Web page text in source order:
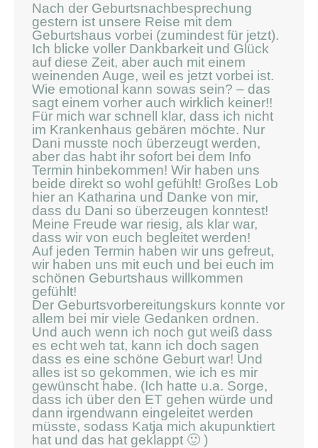
Nach der Geburtsnachbesprechung
gestern ist unsere Reise mit dem
Geburtshaus vorbei (zumindest für jetzt).
Ich blicke voller Dankbarkeit und Glück
auf diese Zeit, aber auch mit einem
weinenden Auge, weil es jetzt vorbei ist.
Wie emotional kann sowas sein? – das
sagt einem vorher auch wirklich keiner!!
Für mich war schnell klar, dass ich nicht
im Krankenhaus gebären möchte. Nur
Dani musste noch überzeugt werden,
aber das habt ihr sofort bei dem Info
Termin hinbekommen! Wir haben uns
beide direkt so wohl gefühlt! Großes Lob
hier an Katharina und Danke von mir,
dass du Dani so überzeugen konntest!
Meine Freude war riesig, als klar war,
dass wir von euch begleitet werden!
Auf jeden Termin haben wir uns gefreut,
wir haben uns mit euch und bei euch im
schönen Geburtshaus willkommen
gefühlt!
Der Geburtsvorbereitungskurs konnte vor
allem bei mir viele Gedanken ordnen.
Und auch wenn ich noch gut weiß dass
es echt weh tat, kann ich doch sagen
dass es eine schöne Geburt war! Und
alles ist so gekommen, wie ich es mir
gewünscht habe. (Ich hatte u.a. Sorge,
dass ich über den ET gehen würde und
dann irgendwann eingeleitet werden
müsste, sodass Katja mich akupunktiert
hat und das hat geklappt 🙂 )